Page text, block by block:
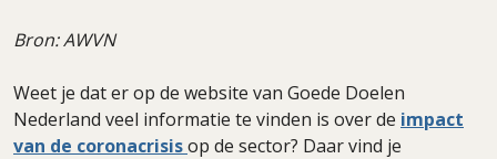
Bron: AWVN
Weet je dat er op de website van Goede Doelen
Nederland veel informatie te vinden is over de impact
van de coronacrisisop de sector? Daar vind je